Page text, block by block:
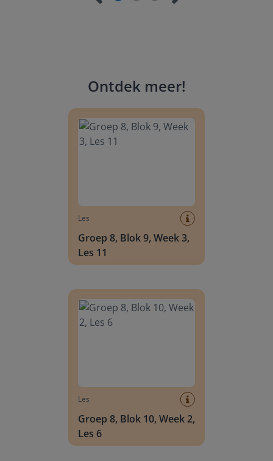
Ontdek meer!
Les
Groep 8, Blok 9, Week 3,
Les 11
Les
Groep 8, Blok 10, Week 2,
Les 6